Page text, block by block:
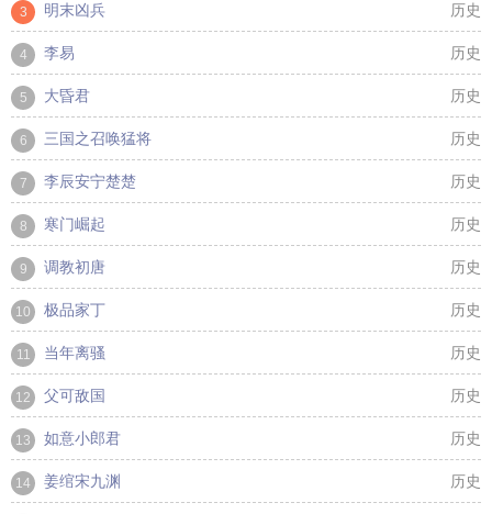
3 明末凶兵 历史
4 李易 历史
5 大昏君 历史
6 三国之召唤猛将 历史
7 李辰安宁楚楚 历史
8 寒门崛起 历史
9 调教初唐 历史
10 极品家丁 历史
11 当年离骚 历史
12 父可敌国 历史
13 如意小郎君 历史
14 姜绾宋九渊 历史